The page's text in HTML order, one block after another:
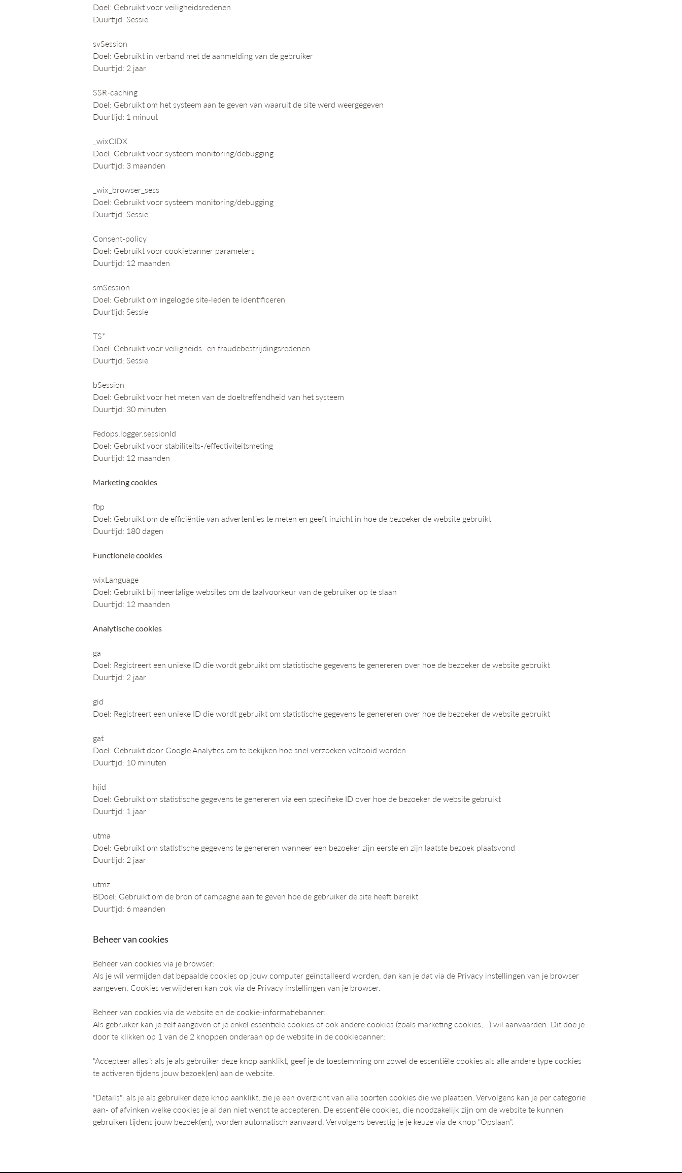
Doel: Gebruikt voor veiligheidsredenen
Duurtijd: Sessie
svSession
Doel: Gebruikt in verband met de aanmelding van de gebruiker
Duurtijd: 2 jaar
SSR-caching
Doel: Gebruikt om het systeem aan te geven van waaruit de site werd weergegeven
Duurtijd: 1 minuut
_wixCIDX
Doel: Gebruikt voor systeem monitoring/debugging
Duurtijd: 3 maanden
_wix_browser_sess
Doel: Gebruikt voor systeem monitoring/debugging
Duurtijd: Sessie
Consent-policy
Doel: Gebruikt voor cookiebanner parameters
Duurtijd: 12 maanden
smSession
Doel: Gebruikt om ingelogde site-leden te identificeren
Duurtijd: Sessie
TS*
Doel: Gebruikt voor veiligheids- en fraudebestrijdingsredenen
Duurtijd: Sessie
bSession
Doel: Gebruikt voor het meten van de doeltreffendheid van het systeem
Duurtijd: 30 minuten
Fedops.logger.sessionId
Doel: Gebruikt voor stabiliteits-/effectiviteitsmeting
Duurtijd: 12 maanden
Marketing cookies
fbp
Doel: Gebruikt om de efficiëntie van advertenties te meten en geeft inzicht in hoe de bezoeker de website gebruikt
Duurtijd: 180 dagen
Functionele cookies
wixLanguage
Doel: Gebruikt bij meertalige websites om de taalvoorkeur van de gebruiker op te slaan
Duurtijd: 12 maanden
Analytische cookies
ga
Doel: Registreert een unieke ID die wordt gebruikt om statistische gegevens te genereren over hoe de bezoeker de website gebruikt
Duurtijd: 2 jaar
gid
Doel: Registreert een unieke ID die wordt gebruikt om statistische gegevens te genereren over hoe de bezoeker de website gebruikt
gat
Doel: Gebruikt door Google Analytics om te bekijken hoe snel verzoeken voltooid worden
Duurtijd: 10 minuten
hjid
Doel: Gebruikt om statistische gegevens te genereren via een specifieke ID over hoe de bezoeker de website gebruikt
Duurtijd: 1 jaar
utma
Doel: Gebruikt om statistische gegevens te genereren wanneer een bezoeker zijn eerste en zijn laatste bezoek plaatsvond
Duurtijd: 2 jaar
utmz
BDoel: Gebruikt om de bron of campagne aan te geven hoe de gebruiker de site heeft bereikt
Duurtijd: 6 maanden
Beheer van cookies
Beheer van cookies via je browser:
Als je wil vermijden dat bepaalde cookies op jouw computer geïnstalleerd worden, dan kan je dat via de Privacy instellingen van je browser
aangeven. Cookies verwijderen kan ook via de Privacy instellingen van je browser.
Beheer van cookies via de website en de cookie-informatiebanner:
Als gebruiker kan je zelf aangeven of je enkel essentiële cookies of ook andere cookies (zoals marketing cookies,…) wil aanvaarden. Dit doe je
door te klikken op 1 van de 2 knoppen onderaan op de website in de cookiebanner:
"Accepteer alles": als je als gebruiker deze knop aanklikt, geef je de toestemming om zowel de essentiële cookies als alle andere type cookies
te activeren tijdens jouw bezoek(en) aan de website.
"Details": als je als gebruiker deze knop aanklikt, zie je een overzicht van alle soorten cookies die we plaatsen. Vervolgens kan je per categorie
aan- of afvinken welke cookies je al dan niet wenst te accepteren. De essentiële cookies, die noodzakelijk zijn om de website te kunnen
gebruiken tijdens jouw bezoek(en), worden automatisch aanvaard. Vervolgens bevestig je je keuze via de knop "Opslaan".